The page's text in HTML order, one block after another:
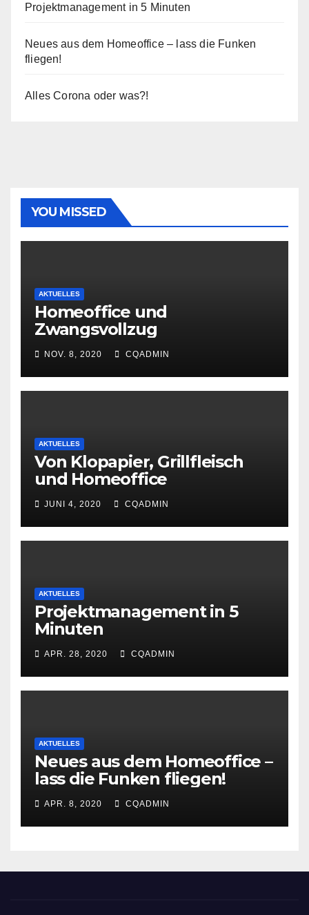
Projektmanagement in 5 Minuten
Neues aus dem Homeoffice – lass die Funken
fliegen!
Alles Corona oder was?!
YOU MISSED
AKTUELLES
Homeoffice und
Zwangsvollzug
NOV. 8, 2020 CQADMIN
AKTUELLES
Von Klopapier, Grillfleisch
und Homeoffice
JUNI 4, 2020 CQADMIN
AKTUELLES
Projektmanagement in 5
Minuten
APR. 28, 2020 CQADMIN
AKTUELLES
Neues aus dem Homeoffice –
lass die Funken fliegen!
APR. 8, 2020 CQADMIN